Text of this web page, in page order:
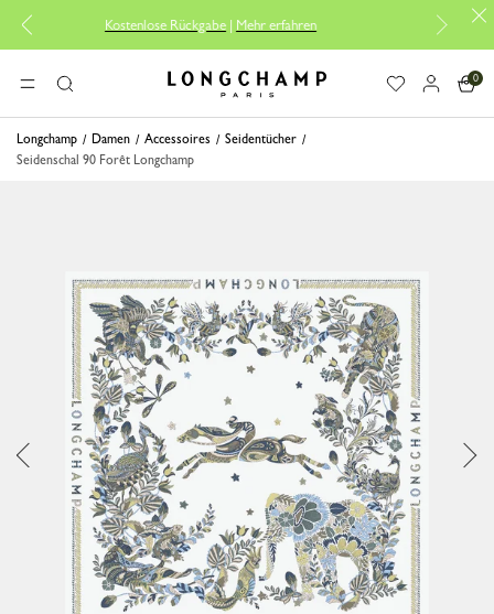
Kostenlose Rückgabe|Mehr erfahren
MENÜSuche Longchamp - Home
0
Longchamp Damen Accessoires
Seidentücher
Seidenschal 90 Forêt Longchamp